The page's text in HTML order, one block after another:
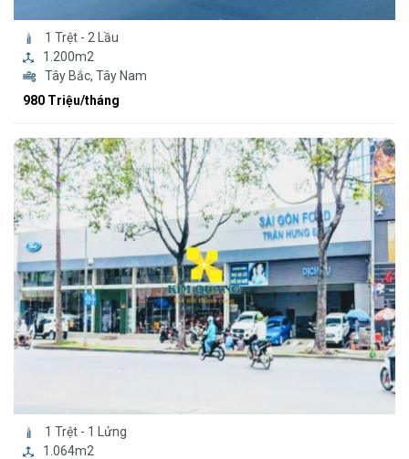
1 Trệt - 2 Lầu
1.200m2
Tây Bắc, Tây Nam
980 Triệu/tháng
1 Trệt - 1 Lửng
1.064m2